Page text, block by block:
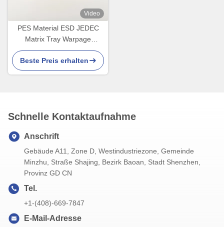
Video
PES Material ESD JEDEC
Matrix Tray Warpage
weniger als 0,76 mm
Beste Preis erhalten
Schnelle Kontaktaufnahme
Anschrift
Gebäude A11, Zone D, Westindustriezone, Gemeinde
Minzhu, Straße Shajing, Bezirk Baoan, Stadt Shenzhen,
Provinz GD CN
Tel.
+1-(408)-669-7847
E-Mail-Adresse